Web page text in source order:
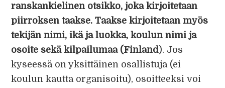
ranskankielinen otsikko, joka kirjoitetaan
piirroksen taakse. Taakse kirjoitetaan myös
tekijän nimi, ikä ja luokka, koulun nimi ja
osoite sekä kilpailumaa (Finland). Jos
kyseessä on yksittäinen osallistuja (ei
koulun kautta organisoitu), osoitteeksi voi